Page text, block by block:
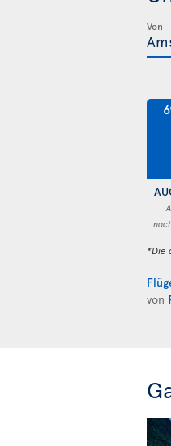
Von
*Die
von